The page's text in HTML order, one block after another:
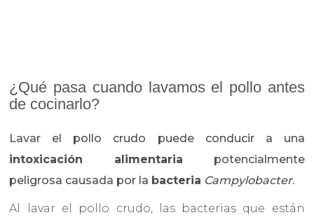
¿Qué pasa cuando lavamos el pollo antes
de cocinarlo?
Lavar el pollo crudo puede conducir a una
intoxicación alimentaria potencialmente
peligrosa causada por la bacteria Campylobacter.
Al lavar el pollo crudo, las bacterias que están